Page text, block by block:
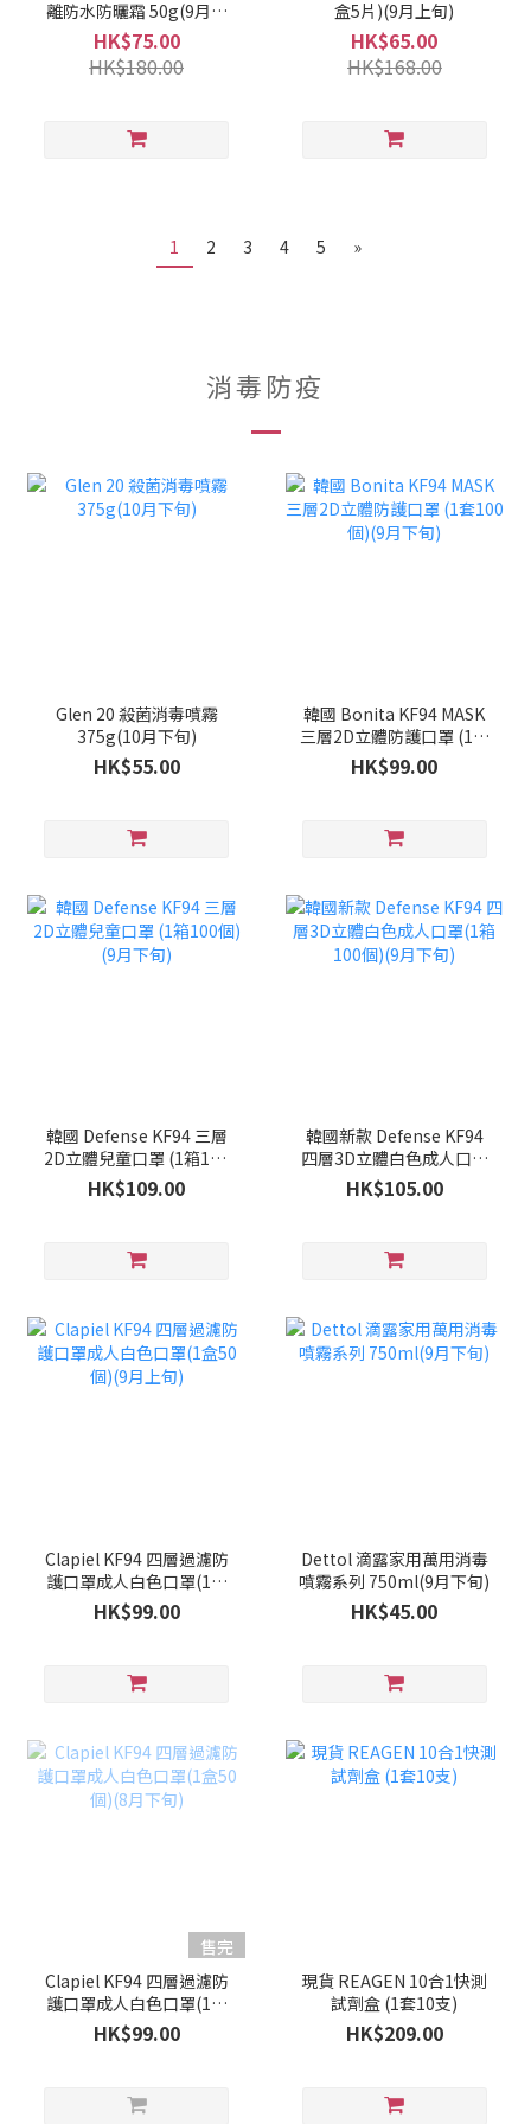
離防水防曬霜 50g(9月上
旬)
HK$75.00
HK$180.00
盒5片)(9月上旬)
HK$65.00
HK$168.00
1 2 3 4 5 »
消毒防疫
Glen 20 殺菌消毒噴霧
375g(10月下旬)
HK$55.00
韓國 Bonita KF94 MASK
三層2D立體防護口罩 (1套
100個)(9月下旬)
HK$99.00
韓國 Defense KF94 三層
2D立體兒童口罩 (1箱100
個)(9月下旬)
HK$109.00
韓國新款 Defense KF94
四層3D立體白色成人口罩
(1箱100個)(9月下旬)
HK$105.00
Clapiel KF94 四層過濾防
護口罩成人白色口罩(1盒
50個)(9月上旬)
HK$99.00
Dettol 滴露家用萬用消毒
噴霧系列 750ml(9月下旬)
HK$45.00
售完
Clapiel KF94 四層過濾防
護口罩成人白色口罩(1盒
50個)(8月下旬)
HK$99.00
現貨 REAGEN 10合1快測
試劑盒 (1套10支)
HK$209.00